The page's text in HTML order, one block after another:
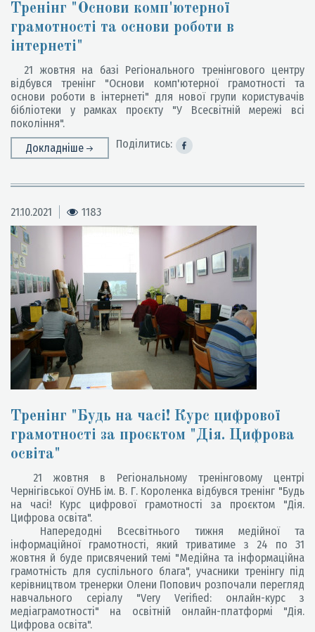
Тренінг "Основи комп'ютерної
грамотності та основи роботи в
інтернеті"
21 жовтня на базі Регіонального тренінгового центру
відбувся тренінг "Основи комп'ютерної грамотності та
основи роботи в інтернеті" для нової групи користувачів
бібліотеки у рамках проєкту "У Всесвітній мережі всі
покоління".
Докладніше
Поділитись:
21.10.2021 1183
Тренінг "Будь на часі! Курс цифрової
грамотності за проєктом "Дія. Цифрова
освіта"
21 жовтня в Регіональному тренінговому центрі
Чернігівської ОУНБ ім. В. Г. Короленка відбувся тренінг "Будь
на часі! Курс цифрової грамотності за проєктом "Дія.
Цифрова освіта".
Напередодні Всесвітнього тижня медійної та
інформаційної грамотності, який триватиме з 24 по 31
жовтня й буде присвячений темі "Медійна та інформаційна
грамотність для суспільного блага", учасники тренінгу під
керівництвом тренерки Олени Попович розпочали перегляд
навчального серіалу "Very Verified: онлайн-курс з
медіаграмотності" на освітній онлайн-платформі "Дія.
Цифрова освіта".